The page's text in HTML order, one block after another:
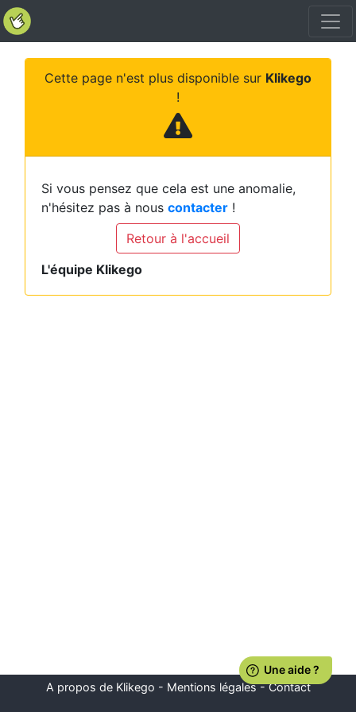
Cette page n'est plus disponible sur Klikego
!
Si vous pensez que cela est une anomalie,
n'hésitez pas à nous contacter !
Retour à l'accueil
L'équipe Klikego
A propos de Klikego - Mentions légales-Contact